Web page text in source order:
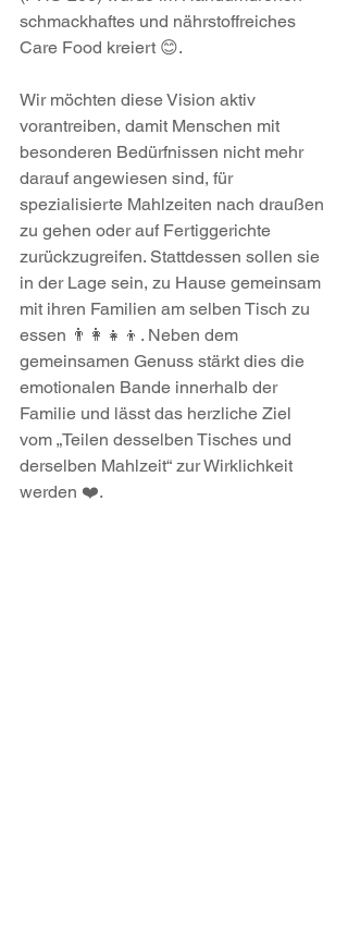
schmackhaftes und nährstoffreiches
Care Food kreiert 😊.
Wir möchten diese Vision aktiv
vorantreiben, damit Menschen mit
besonderen Bedürfnissen nicht mehr
darauf angewiesen sind, für
spezialisierte Mahlzeiten nach draußen
zu gehen oder auf Fertiggerichte
zurückzugreifen. Stattdessen sollen sie
in der Lage sein, zu Hause gemeinsam
mit ihren Familien am selben Tisch zu
essen 👨‍👩‍👧‍👦. Neben dem
gemeinsamen Genuss stärkt dies die
emotionalen Bande innerhalb der
Familie und lässt das herzliche Ziel
vom „Teilen desselben Tisches und
derselben Mahlzeit“ zur Wirklichkeit
werden ❤️.